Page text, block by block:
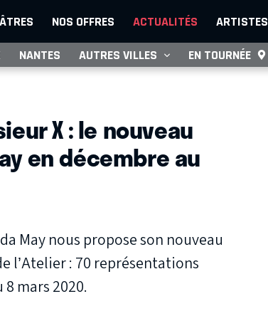
NOS OFFRES ACTUALITÉS ARTISTES
NANTES AUTRES VILLES EN TOURNÉE
X : le nouveau
en décembre au
May nous propose son nouveau
l’Atelier : 70 représentations
mars 2020.